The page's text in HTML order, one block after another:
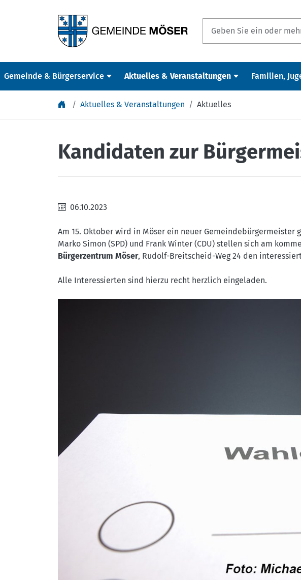
Gemeinde & Bürgerservice Aktuelles & Veranstaltungen Familien,
Aktuelles & Veranstaltungen Aktuelles
Kandidaten zur
06.10.2023
Am 15. Oktober wird in Möser ein neuer Gemeindebürgermeister
Marko Simon (SPD) und Frank Winter (CDU) stellen sich am
Bürgerzentrum Möser, Rudolf-Breitscheid-Weg 24 den
Alle Interessierten sind hierzu recht herzlich eingeladen.